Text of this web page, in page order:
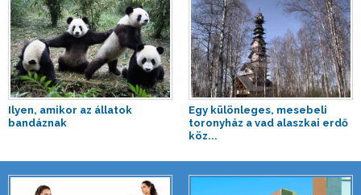
Ilyen, amikor az állatok
bandáznak
Egy különleges, mesebeli
toronyház a vad alaszkai erdő
köz...